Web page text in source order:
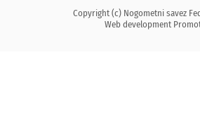
Copyright (c) Nogometni savez
Web development